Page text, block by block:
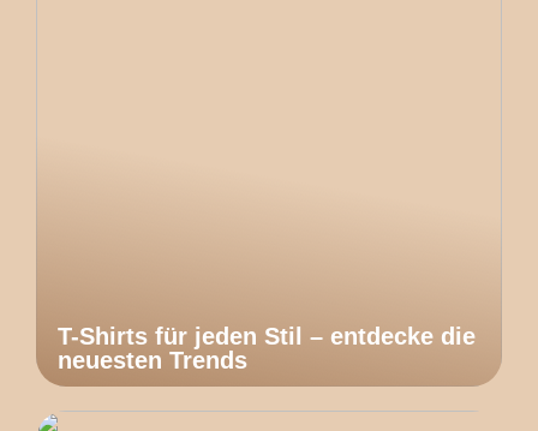
T-Shirts für jeden Stil – entdecke die
neuesten Trends